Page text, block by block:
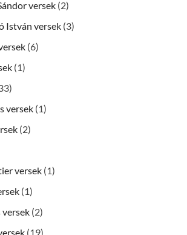
versek (2)
István versek (3)
(6)
(1)
versek (1)
(2)
versek (1)
(1)
versek (2)
(19)